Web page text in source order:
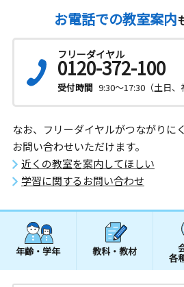
お電話での教室案内
フリーダイヤル
0120-372-100
受付時間 9:30～17:30（土日、
なお、フリーダイヤルがつながりに
お問い合わせいただけます。
近くの教室を案内してほしい
学習に関するお問い合わせ
年齢・学年 教科・教材
各